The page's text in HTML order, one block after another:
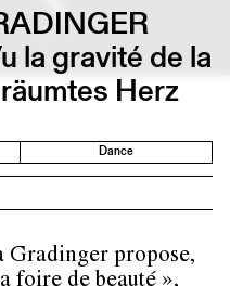
la gravité de la
Herz
Dance
Gradinger propose,